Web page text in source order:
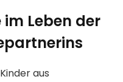
Leben der
s
aus